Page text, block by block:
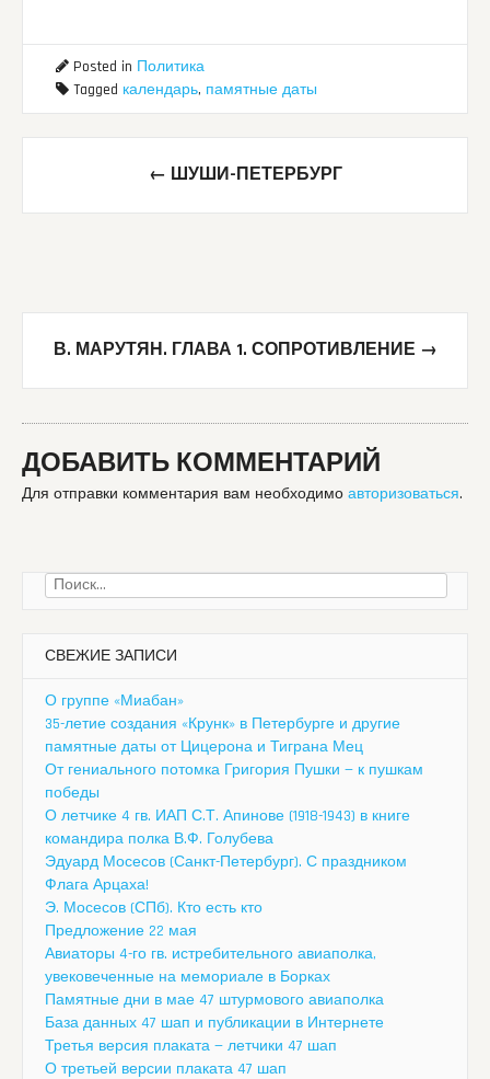
Posted in Политика
Tagged календарь, памятные даты
navigation
← ШУШИ-ПЕТЕРБУРГ
В. МАРУТЯН. ГЛАВА 1. СОПРОТИВЛЕНИЕ →
ДОБАВИТЬ КОММЕНТАРИЙ
Для отправки комментария вам необходимо авторизоваться.
Найти:
СВЕЖИЕ ЗАПИСИ
О группе «Миабан»
35-летие создания «Крунк» в Петербурге и другие
памятные даты от Цицерона и Тиграна Мец
От гениального потомка Григория Пушки — к пушкам
победы
О летчике 4 гв. ИАП С.Т. Апинове (1918-1943) в книге
командира полка В.Ф. Голубева
Эдуард Мосесов (Санкт-Петербург). С праздником
Флага Арцаха!
Э. Мосесов (СПб). Кто есть кто
Предложение 22 мая
Авиаторы 4-го гв. истребительного авиаполка,
увековеченные на мемориале в Борках
Памятные дни в мае 47 штурмового авиаполка
База данных 47 шап и публикации в Интернете
Третья версия плаката — летчики 47 шап
О третьей версии плаката 47 шап